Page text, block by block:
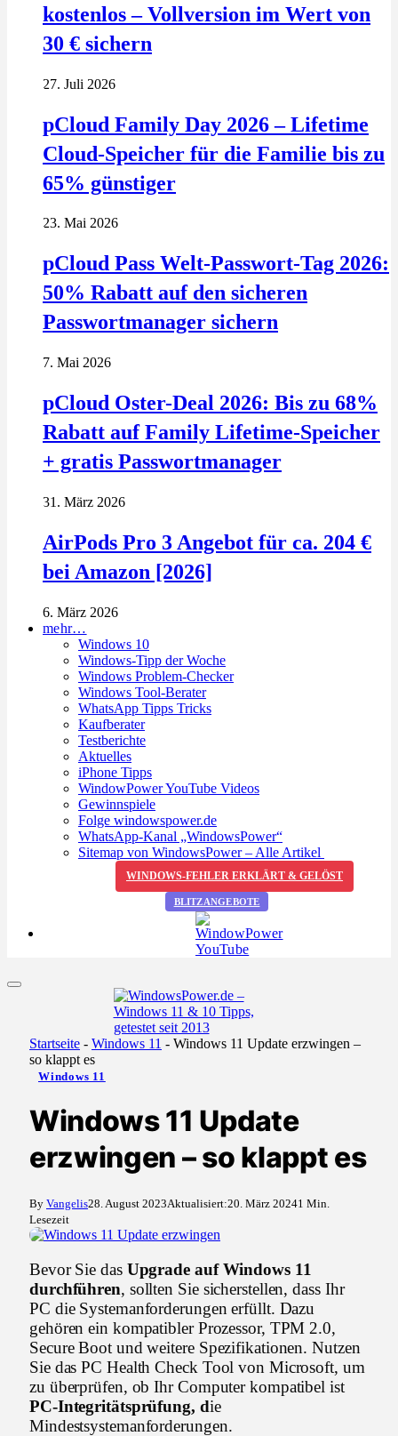
kostenlos – Vollversion im Wert von
30 € sichern
27. Juli 2026
pCloud Family Day 2026 – Lifetime
Cloud-Speicher für die Familie bis zu
65% günstiger
23. Mai 2026
pCloud Pass Welt-Passwort-Tag 2026:
50% Rabatt auf den sicheren
Passwortmanager sichern
7. Mai 2026
pCloud Oster-Deal 2026: Bis zu 68%
Rabatt auf Family Lifetime-Speicher
+ gratis Passwortmanager
31. März 2026
AirPods Pro 3 Angebot für ca. 204 €
bei Amazon [2026]
6. März 2026
mehr…
Windows 10
Windows-Tipp der Woche
Windows Problem-Checker
Windows Tool-Berater
WhatsApp Tipps Tricks
Kaufberater
Testberichte
Aktuelles
iPhone Tipps
WindowPower YouTube Videos
Gewinnspiele
Folge windowspower.de
WhatsApp-Kanal „WindowsPower“
Sitemap von WindowsPower – Alle Artikel
WINDOWS-FEHLER ERKLÄRT & GELÖST
BLITZANGEBOTE
Startseite - Windows 11 - Windows 11 Update erzwingen –
so klappt es
Windows 11
Windows 11 Update
erzwingen – so klappt es
By Vangelis28. August 2023Aktualisiert:20. März 20241 Min.
Lesezeit
Bevor Sie das Upgrade auf Windows 11
durchführen, sollten Sie sicherstellen, dass Ihr
PC die Systemanforderungen erfüllt. Dazu
gehören ein kompatibler Prozessor, TPM 2.0,
Secure Boot und weitere Spezifikationen. Nutzen
Sie das PC Health Check Tool von Microsoft, um
zu überprüfen, ob Ihr Computer kompatibel ist
PC-Integritätsprüfung, die
Mindestsystemanforderungen.